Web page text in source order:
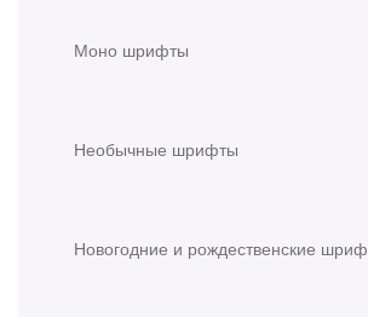
Моно шрифты
Необычные шрифты
Новогодние и рождественские